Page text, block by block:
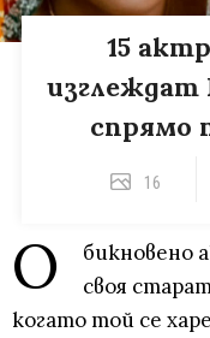
15
спрямо
16
О
бикновено
своя
когато той се